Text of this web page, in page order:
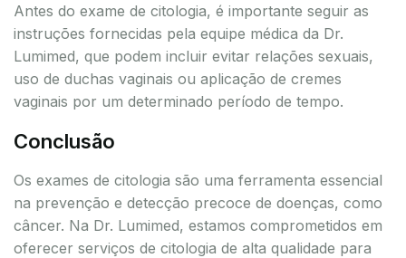
Antes do exame de citologia, é importante seguir as
instruções fornecidas pela equipe médica da Dr.
Lumimed, que podem incluir evitar relações sexuais,
uso de duchas vaginais ou aplicação de cremes
vaginais por um determinado período de tempo.
Conclusão
Os exames de citologia são uma ferramenta essencial
na prevenção e detecção precoce de doenças, como
câncer. Na Dr. Lumimed, estamos comprometidos em
oferecer serviços de citologia de alta qualidade para